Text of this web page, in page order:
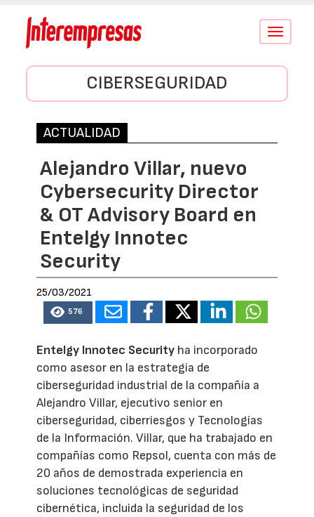
Conmutar
CIBERSEGURIDAD
ACTUALIDAD
Alejandro Villar, nuevo
Cybersecurity Director
& OT Advisory Board en
Entelgy Innotec
Security
25/03/2021
576
Entelgy Innotec Security ha incorporado
como asesor en la estrategia de
ciberseguridad industrial de la compañía a
Alejandro Villar, ejecutivo senior en
ciberseguridad, ciberriesgos y Tecnologías
de la Información. Villar, que ha trabajado en
compañías como Repsol, cuenta con más de
20 años de demostrada experiencia en
soluciones tecnológicas de seguridad
cibernética, incluida la seguridad de los